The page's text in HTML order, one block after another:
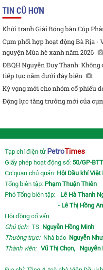
TIN CŨ HƠN
Khởi tranh Giải Bóng bàn Cúp
Cụm phối hợp hoạt động Bà Rịa
nguyện Mùa hè xanh năm 2026
ĐBQH Nguyễn Duy Thanh:
tiếp tục nằm dưới đáy biển
Kỳ vọng mới cho nhóm cổ phiếu
Động lực tăng trưởng mới của
Tạp chí điện tử PetroTimes
Giấy phép hoạt động số: 50/GP-
Cơ quan chủ quản: Hội Dầu khí Việt
Tổng biên tập: Phạm Thuận Thiên
Phó Tổng biên tập: - Lê Hà Thanh
- Lê Thị Hồng
Hội đồng cố vấn
Chủ tịch:TS Nguyễn Hồng Minh
Thường trực: Nhà báo Nguyễn
Thành viên: Vũ Thị Chọn, Nguyễn